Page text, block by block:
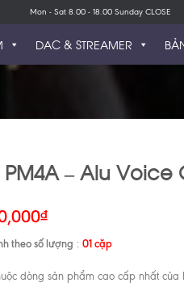
Mon - Sat 8.00 - 18.00 Sunday CLOSE
DAC & STREAMER
– Alu Voice
₫
theo số lượng : 01 cặp
dòng sản phẩm cao cấp nhất của